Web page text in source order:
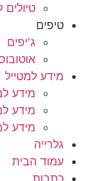
טיולים
טיפים
ג'יפים
מידע למטייל
מידע
מידע
מידע
גלרייה
עמוד הבית
כתבות